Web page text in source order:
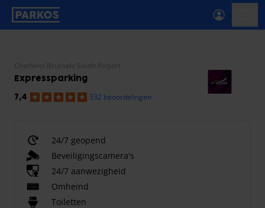
label-voor-primaire-navigatie
Charleroi Brussels South Airport
Expressparking
7,4 332 beoordelingen
24/7 geopend
Beveiligingscamera's
24/7 aanwezigheid
Omheind
Toiletten